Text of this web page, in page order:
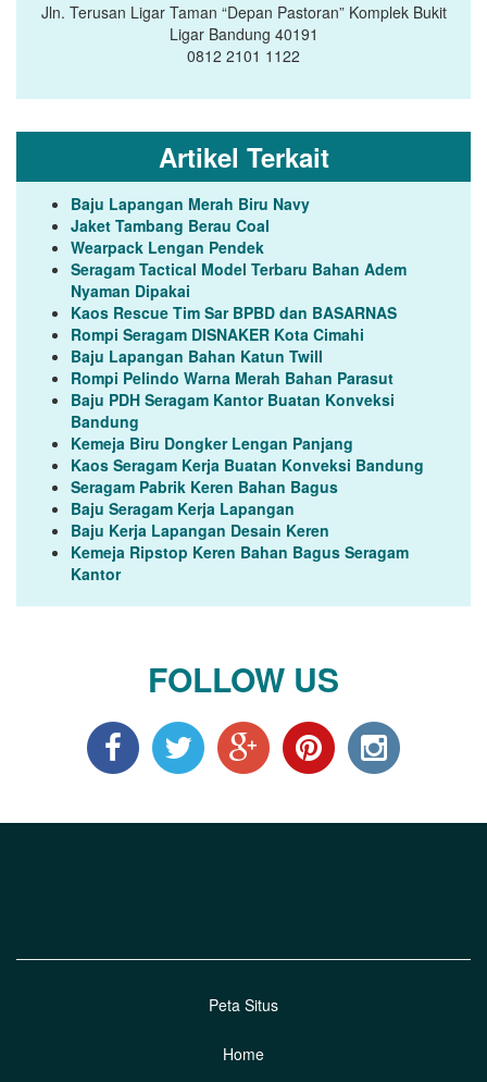
Jln. Terusan Ligar Taman “Depan Pastoran” Komplek Bukit
Ligar Bandung 40191
0812 2101 1122
Artikel Terkait
Baju Lapangan Merah Biru Navy
Jaket Tambang Berau Coal
Wearpack Lengan Pendek
Seragam Tactical Model Terbaru Bahan Adem
Nyaman Dipakai
Kaos Rescue Tim Sar BPBD dan BASARNAS
Rompi Seragam DISNAKER Kota Cimahi
Baju Lapangan Bahan Katun Twill
Rompi Pelindo Warna Merah Bahan Parasut
Baju PDH Seragam Kantor Buatan Konveksi
Bandung
Kemeja Biru Dongker Lengan Panjang
Kaos Seragam Kerja Buatan Konveksi Bandung
Seragam Pabrik Keren Bahan Bagus
Baju Seragam Kerja Lapangan
Baju Kerja Lapangan Desain Keren
Kemeja Ripstop Keren Bahan Bagus Seragam
Kantor
FOLLOW US
Peta Situs
Home